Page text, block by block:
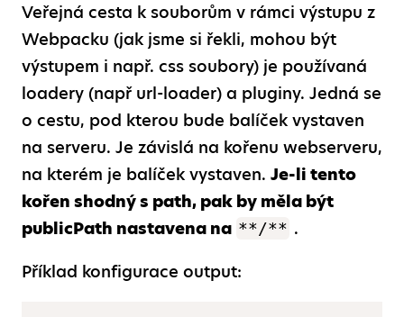
Veřejná cesta k souborům v rámci výstupu z
Webpacku (jak jsme si řekli, mohou být
výstupem i např. css soubory) je používaná
loadery (např url-loader) a pluginy. Jedná se
o cestu, pod kterou bude balíček vystaven
na serveru. Je závislá na kořenu webserveru,
na kterém je balíček vystaven. Je-li tento
kořen shodný s path, pak by měla být
publicPath nastavena na **/** .
Příklad konfigurace output: